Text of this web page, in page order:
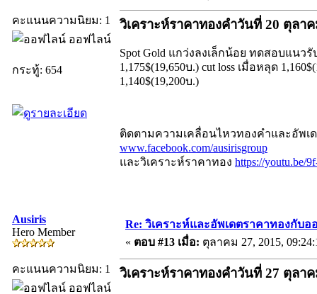
คะแนนความนิยม: 1
ออฟไลน์
กระทู้: 654
วิเคราะห์ราคาทองคำวันที่ 20 ตุลา
Spot Gold แกว่งลงเล็กน้อย ทดสอบแนว
1,175$(19,650บ.) cut loss เมื่อหลุด
1,140$(19,200บ.)
ติดตามความเคลื่อนไหวทองคำและอัพเ
www.facebook.com/ausirisgroup
และวิเคราะห์ราคาทอง https://youtu.be/
Ausiris
Hero Member
คะแนนความนิยม: 1
ออฟไลน์
Re: วิเคราะห์และอัพเดตราคาทองกับ
« ตอบ #13 เมื่อ: ตุลาคม 27, 2015,
วิเคราะห์ราคาทองคำวันที่ 27 ตุลา